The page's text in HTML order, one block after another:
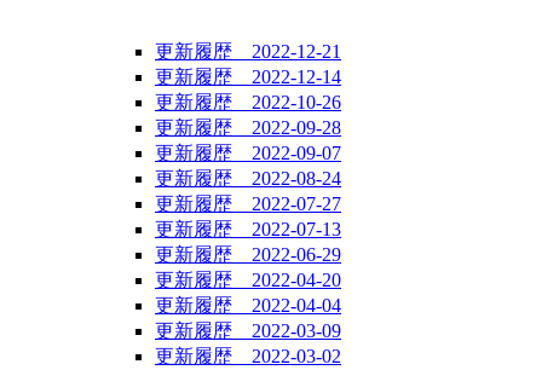
更新履歴 2022-12-21
更新履歴 2022-12-14
更新履歴 2022-10-26
更新履歴 2022-09-28
更新履歴 2022-09-07
更新履歴 2022-08-24
更新履歴 2022-07-27
更新履歴 2022-07-13
更新履歴 2022-06-29
更新履歴 2022-04-20
更新履歴 2022-04-04
更新履歴 2022-03-09
更新履歴 2022-03-02